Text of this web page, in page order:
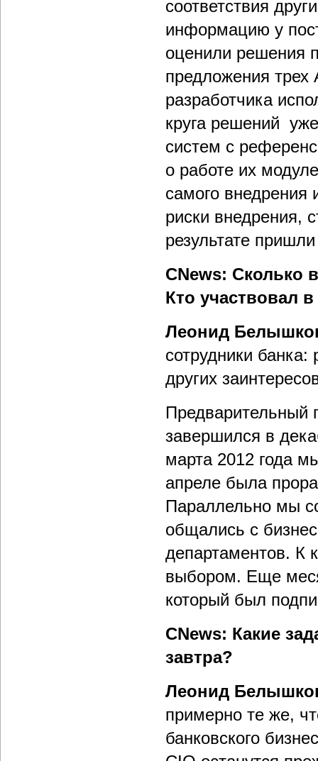
соответствия
информацию у
оценили решения
предложения
разработчика
круга решений
систем с
о работе их
самого внедрения
риски внедрения,
результате
CNews: Сколько
Кто участвовал
Леонид
сотрудники
других
Предварительный
завершился в
марта 2012 года
апреле была
Параллельно мы
общались с
департаментов. К
выбором. Еще
который был
CNews: Какие
завтра?
Леонид
примерно те же,
банковского